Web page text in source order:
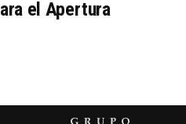
el Apertura